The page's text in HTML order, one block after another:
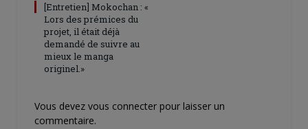
[Entretien] Mokochan : «
Lors des prémices du
projet, il était déjà
demandé de suivre au
mieux le manga
originel.»
Vous devez vous connecter pour laisser un
commentaire.